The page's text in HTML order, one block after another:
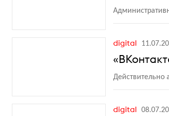
digital
Действительно
digital